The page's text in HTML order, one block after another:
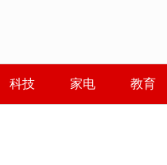
科技 家电 教育